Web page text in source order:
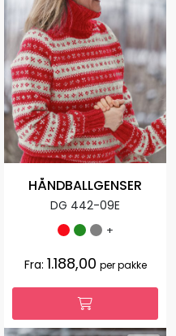
HÅNDBALLGENSER
DG 442-09E
+
Fra: 1.188,00 per pakke